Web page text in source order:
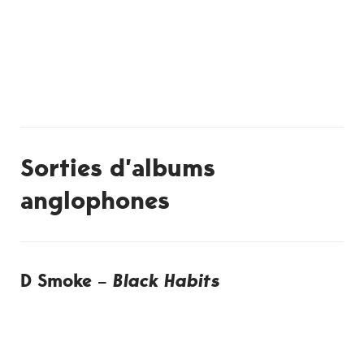
Sorties d’albums
anglophones
D Smoke – Black Habits